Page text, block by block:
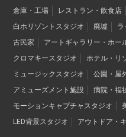
倉庫・工場
レストラン・飲食店
白ホリゾントスタジオ
廃墟 ラ
古民家
アートギャラリー・ホー
クロマキースタジオ
ホテル・リ
ミュージックスタジオ
公園・屋
アミューズメント施設
病院・福
モーションキャプチャスタジオ
LED背景スタジオ
アウトドア・